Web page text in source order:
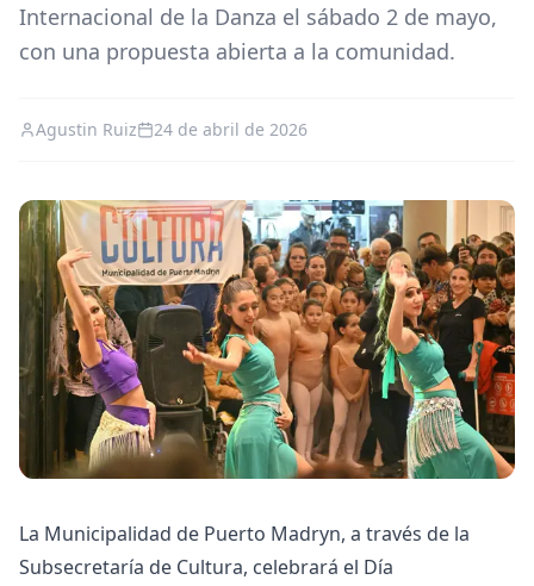
Internacional de la Danza el sábado 2 de mayo,
con una propuesta abierta a la comunidad.
Agustin Ruiz 24 de abril de 2026
La Municipalidad de Puerto Madryn, a través de la
Subsecretaría de Cultura, celebrará el Día